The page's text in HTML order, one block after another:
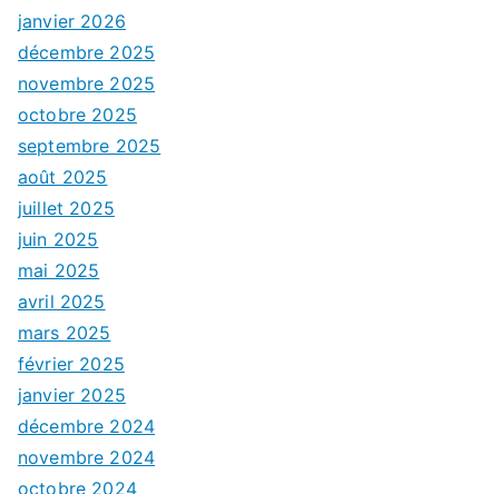
janvier 2026
décembre 2025
novembre 2025
octobre 2025
septembre 2025
août 2025
juillet 2025
juin 2025
mai 2025
avril 2025
mars 2025
février 2025
janvier 2025
décembre 2024
novembre 2024
octobre 2024